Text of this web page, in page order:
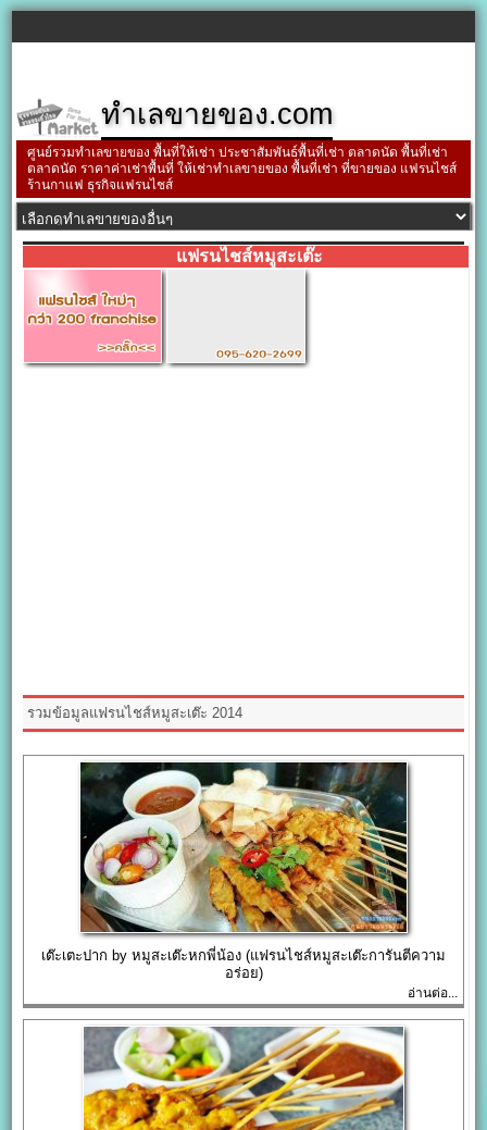
ทำเลขายของ.com
ศูนย์รวมทำเลขายของ พื้นที่ให้เช่า ประชาสัมพันธ์พื้นที่เช่า ตลาดนัด พื้นที่เช่า
ตลาดนัด ราคาค่าเช่าพื้นที่ ให้เช่าทำเลขายของ พื้นที่เช่า ที่ขายของ แฟรนไชส์
ร้านกาแฟ ธุรกิจแฟรนไชส์
แฟรนไชส์หมูสะเต๊ะ
รวมข้อมูลแฟรนไชส์หมูสะเต๊ะ 2014
เต๊ะเตะปาก by หมูสะเต๊ะหกพี่น้อง (แฟรนไชส์หมูสะเต๊ะการันตีความ
อร่อย)
อ่านต่อ...